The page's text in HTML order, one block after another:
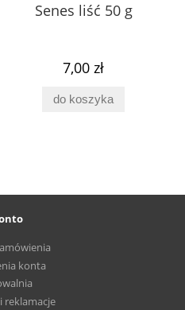
Senes liść 50 g
7,00 zł
do koszyka
konta
reklamacje